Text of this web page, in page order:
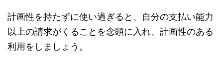
計画性を持たずに使い過ぎると、自分の支払い能力
以上の請求がくることを念頭に入れ、計画性のある
利用をしましょう。